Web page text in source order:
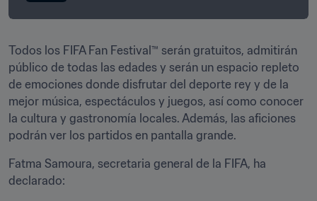
Todos los FIFA Fan Festival™ serán gratuitos, admitirán
público de todas las edades y serán un espacio repleto
de emociones donde disfrutar del deporte rey y de la
mejor música, espectáculos y juegos, así como conocer
la cultura y gastronomía locales. Además, las aficiones
podrán ver los partidos en pantalla grande.
Fatma Samoura, secretaria general de la FIFA, ha
declarado: